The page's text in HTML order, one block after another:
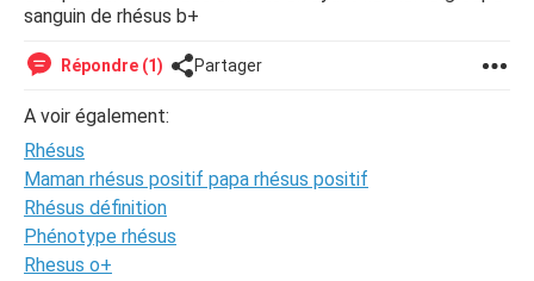
sanguin de rhésus b+
Répondre (1) Partager
A voir également:
Rhésus
Maman rhésus positif papa rhésus positif
Rhésus définition
Phénotype rhésus
Rhesus o+